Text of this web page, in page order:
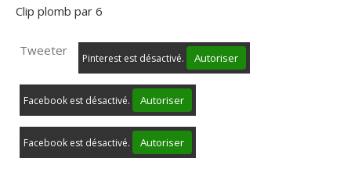
Clip plomb par 6
Tweeter
Pinterest est désactivé. Autoriser
Facebook est désactivé. Autoriser
Facebook est désactivé. Autoriser